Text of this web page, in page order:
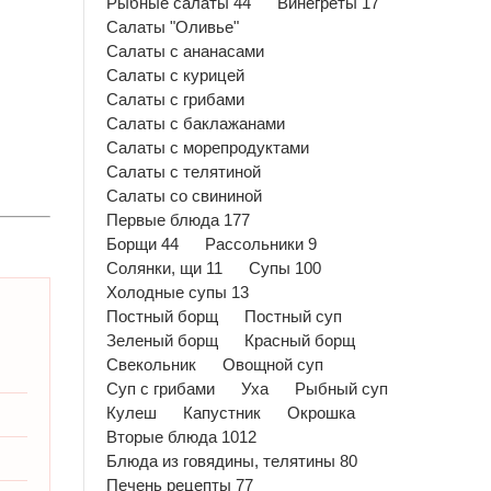
Салаты "Оливье"
Салаты с ананасами
Салаты с курицей
Салаты с грибами
Салаты с баклажанами
Салаты с морепродуктами
Салаты с телятиной
Салаты со свининой
Первые блюда 177
Борщи 44
Рассольники 9
Солянки, щи 11
Супы 100
Холодные супы 13
Постный борщ
Постный суп
Зеленый борщ
Красный борщ
Свекольник
Овощной суп
Суп с грибами
Уха
Рыбный суп
Кулеш
Капустник
Окрошка
Вторые блюда 1012
Блюда из говядины, телятины 80
Печень рецепты 77